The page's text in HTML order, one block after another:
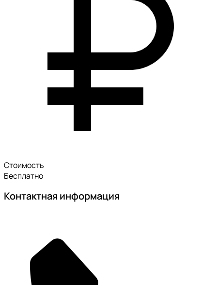
Стоимость
Бесплатно
Контактная информация